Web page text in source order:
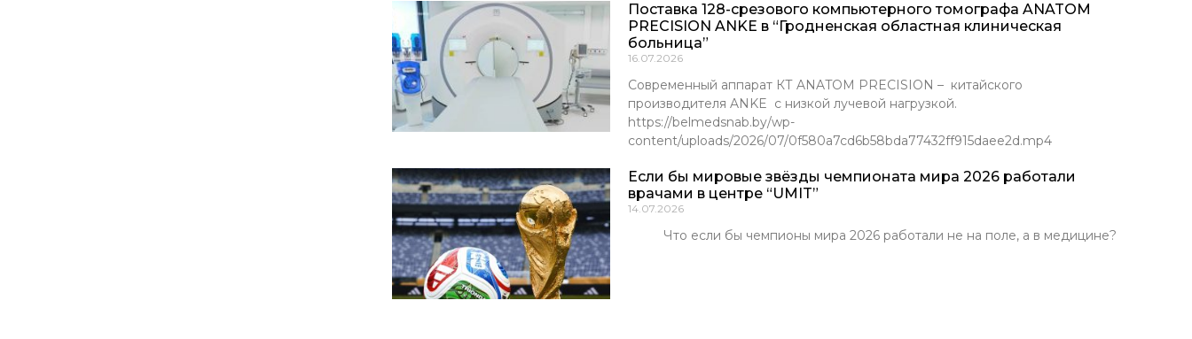
Поставка 128-срезового компьютерного томографа ANATOM
PRECISION ANKE в “Гродненская областная клиническая
больница”
16.07.2026
Современный аппарат КТ ANATOM PRECISION – китайского
производителя ANKE с низкой лучевой нагрузкой.
https://belmedsnab.by/wp-
content/uploads/2026/07/0f580a7cd6b58bda77432ff915daee2d.mp4
Если бы мировые звёзды чемпионата мира 2026 работали
врачами в центре “UMIT”
14.07.2026
Что если бы чемпионы мира 2026 работали не на поле, а в медицине?